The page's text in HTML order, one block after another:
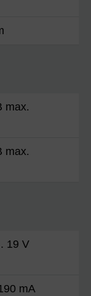
max.
max.
19 V
mA